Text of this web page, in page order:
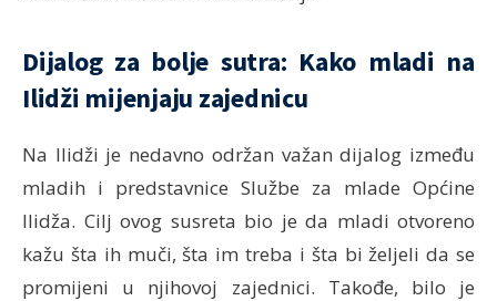
Dijalog za bolje sutra: Kako mladi na
Ilidži mijenjaju zajednicu
Na Ilidži je nedavno održan važan dijalog između
mladih i predstavnice Službe za mlade Općine
Ilidža. Cilj ovog susreta bio je da mladi otvoreno
kažu šta ih muči, šta im treba i šta bi željeli da se
promijeni u njihovoj zajednici. Takođe, bilo je